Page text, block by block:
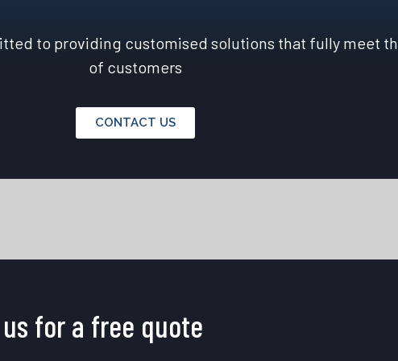
to providing customised solutions that fully meet
of customers
CONTACT US
for a free quote